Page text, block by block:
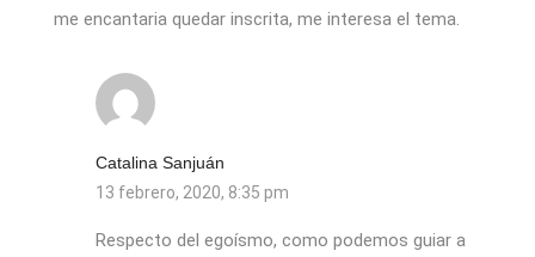
me encantaria quedar inscrita, me interesa el tema.
Catalina Sanjuán
13 febrero, 2020, 8:35 pm
Respecto del egoísmo, como podemos guiar a